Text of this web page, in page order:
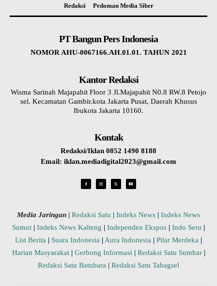
Redaksi Pedoman Media Siber
PT Bangun Pers Indonesia
NOMOR AHU-0067166.AH.01.01. TAHUN 2021
Kantor Redaksi
Wisma Sarinah Majapahit Floor 3 Jl.Majapahit N0.8 RW.8 Petojo
sel. Kecamatan Gambir.kota Jakarta Pusat, Daerah Khusus
Ibukota Jakarta 10160.
Kontak
Redaksi/Iklan 0852 1490 8188
Email: iklan.mediadigital2023@gmail.com
Media Jaringan | Redaksi Satu | Indeks News | Indeks News
Sumut | Indeks News Kalteng | Independen Ekspos | Indo Seru |
List Berita | Suara Indonesia | Aura Indonesia | Pilar Merdeka |
Harian Masyarakat | Gerbong Informasi | Redaksi Satu Sumbar |
Redaksi Satu Batubara | Redaksi Satu Tabagsel